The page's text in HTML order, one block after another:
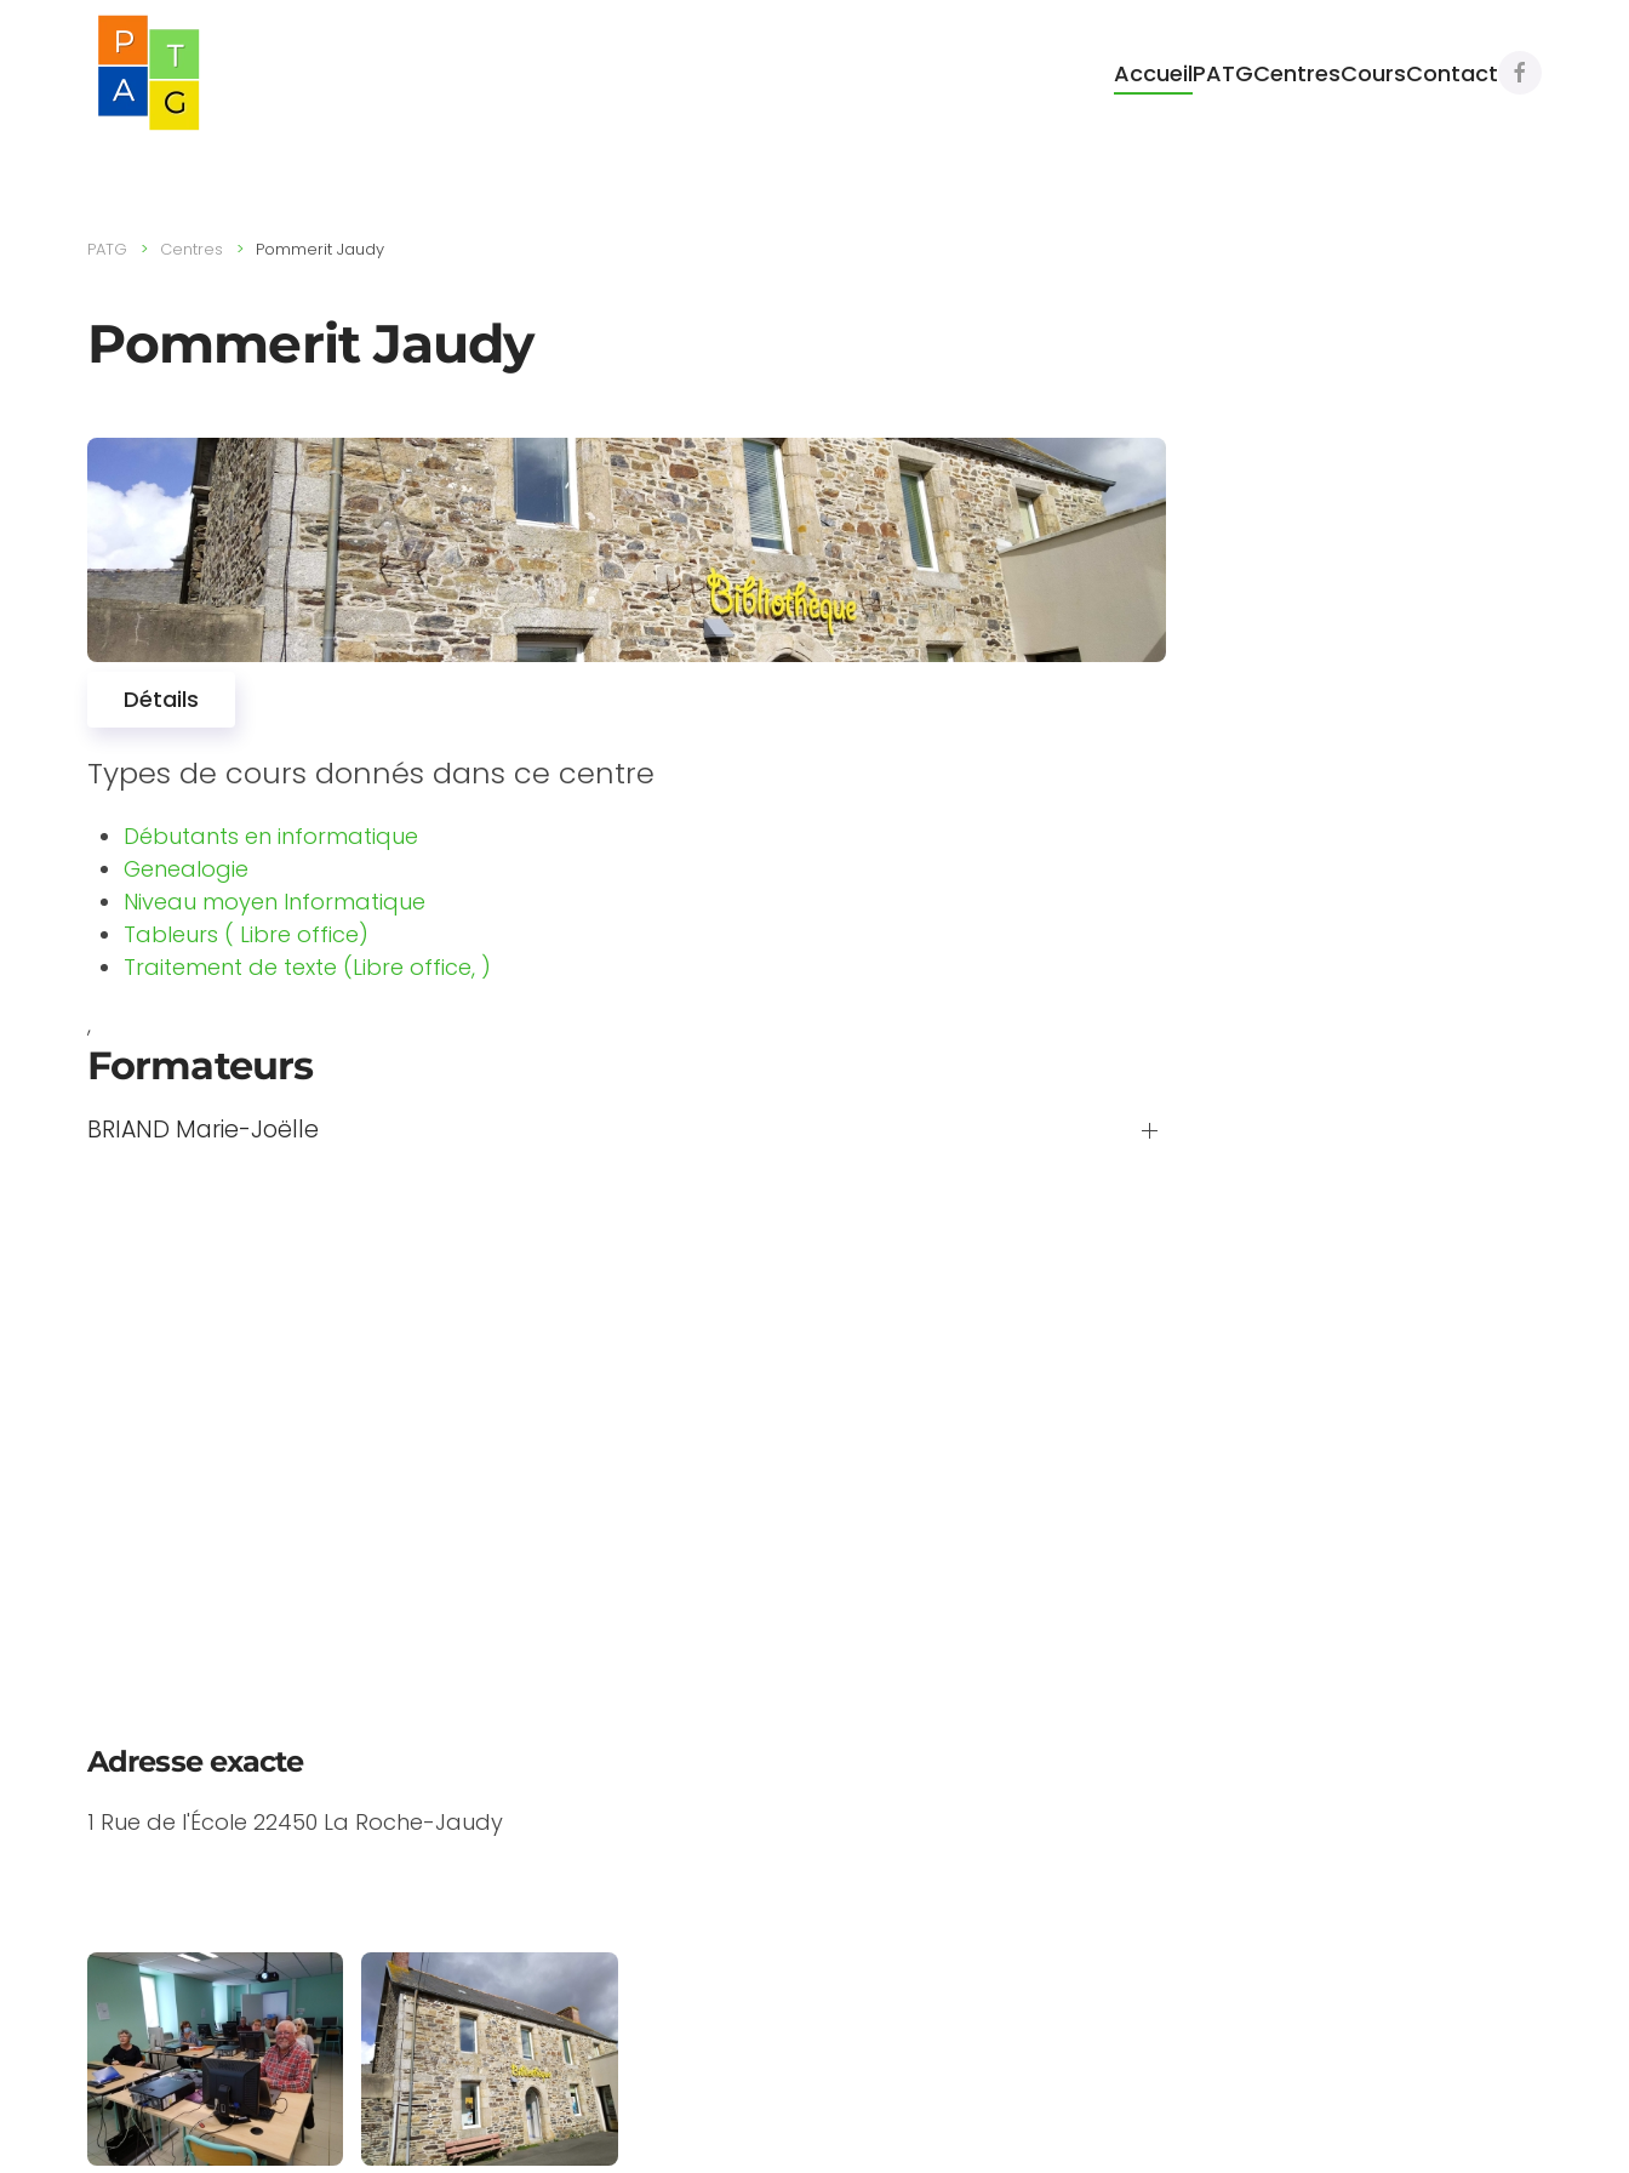
AccueilPATGCentresCoursContact
PATG Centres Pommerit Jaudy
Pommerit Jaudy
Détails
Types de cours donnés dans ce centre
Débutants en informatique
Genealogie
Niveau moyen Informatique
Tableurs ( Libre office)
Traitement de texte (Libre office, )
,
Formateurs
BRIAND Marie-Joëlle
Adresse exacte
1 Rue de l'École 22450 La Roche-Jaudy